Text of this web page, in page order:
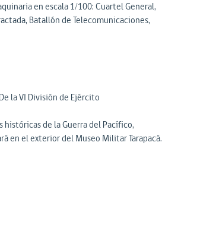
en escala 1/100: Cuartel General,
Batallón de Telecomunicaciones,
la VI División de Ejército
de la Guerra del Pacífico,
en el exterior del Museo Militar Tarapacá.